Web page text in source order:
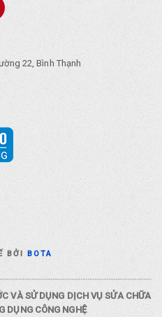
22, Bình Thạnh
BỞIBOTA
VÀ SỬ DỤNG DỊCH VỤ SỬA CHỮA
DỤNG CÔNG NGHỆ